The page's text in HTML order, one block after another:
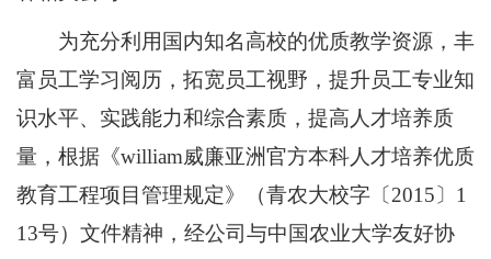
为充分利用国内知名高校的优质教学资源，丰
富员工学习阅历，拓宽员工视野，提升员工专业知
识水平、实践能力和综合素质，提高人才培养质
量，根据《william威廉亚洲官方本科人才培养优质
教育工程项目管理规定》（青农大校字〔2015〕1
13号）文件精神，经公司与中国农业大学友好协